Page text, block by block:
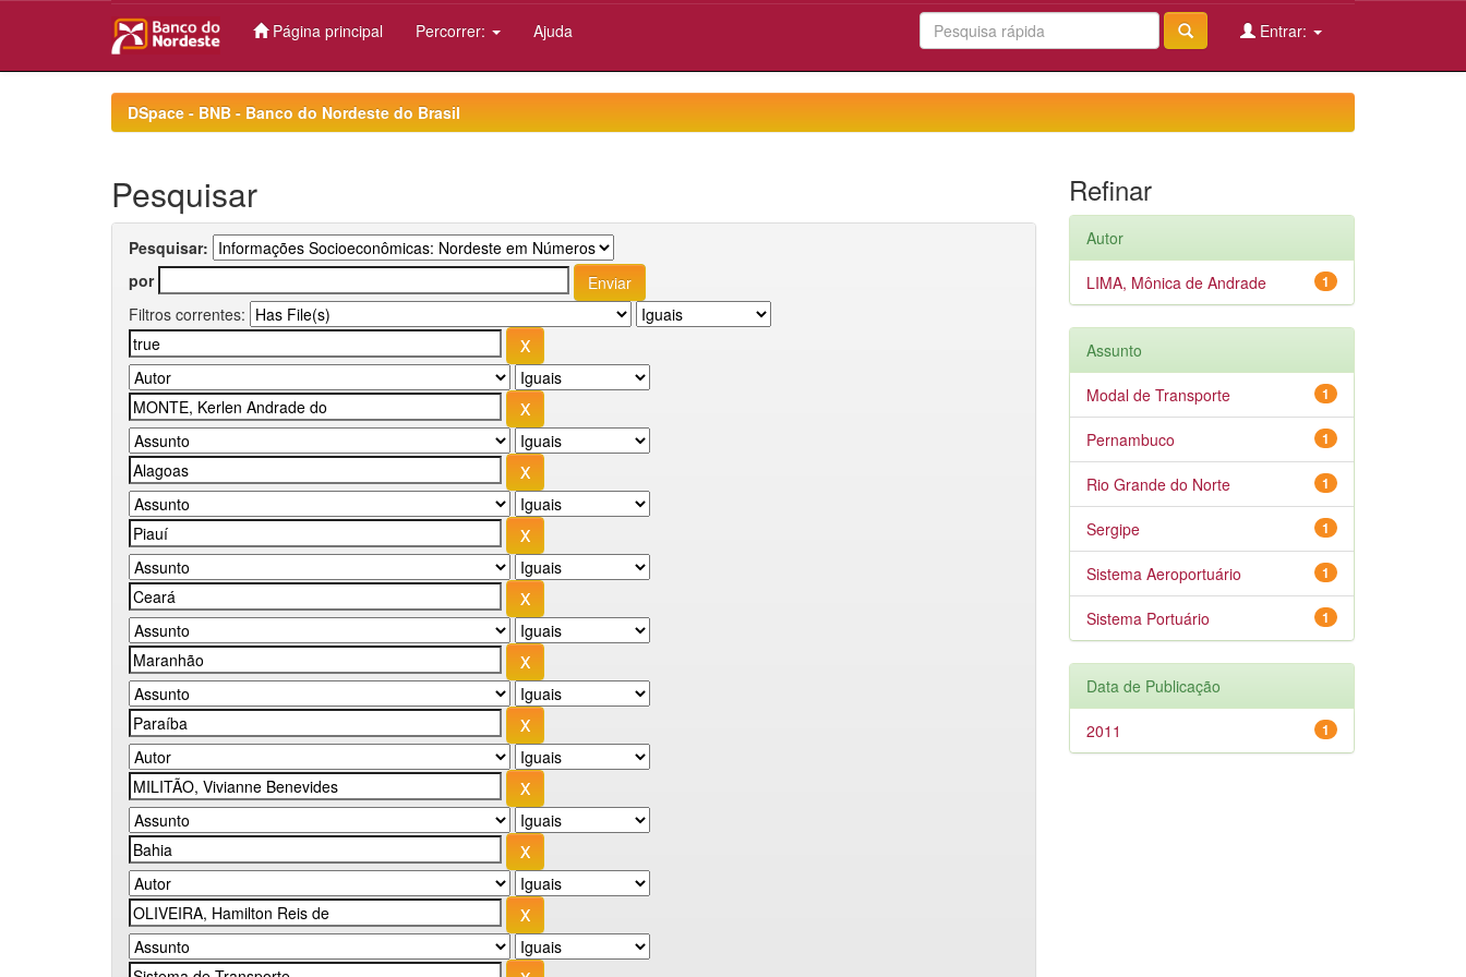
Página principal Percorrer: Ajuda Entrar:
DSpace - BNB - Banco do Nordeste do Brasil
Pesquisar
Pesquisar:
por
Filtros correntes:
Refinar
Autor
1
LIMA, Mônica de Andrade
Assunto
1
Modal de Transporte
1
Pernambuco
1
Rio Grande do Norte
1
Sergipe
1
Sistema Aeroportuário
1
Sistema Portuário
Data de Publicação
1
2011